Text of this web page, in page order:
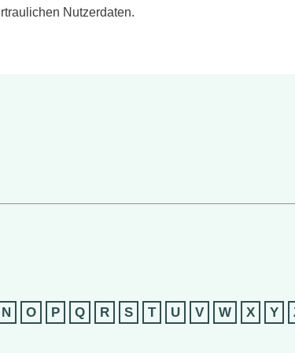
Nutzerdaten.
N O P Q R S T U V W X Y